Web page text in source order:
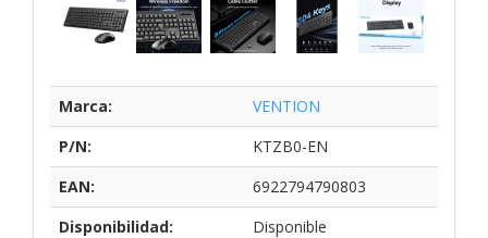
Marca:
VENTION
P/N:
KTZB0-EN
EAN:
6922794790803
Disponibilidad:
Disponible